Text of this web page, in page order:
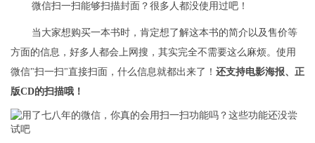
微信扫一扫能够扫描封面？很多人都没使用过吧！
当大家想购买一本书时，肯定想了解这本书的简介以及售价等
方面的信息，好多人都会上网搜，其实完全不需要这么麻烦。使用
微信"扫一扫"直接扫面，什么信息就都出来了！ 还支持电影海报、正
版CD的扫描哦！